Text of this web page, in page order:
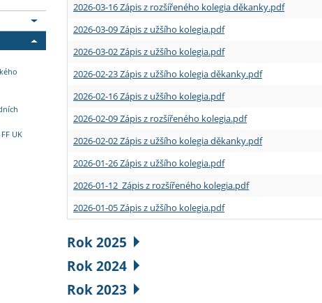
UK
2026-03-16 Zápis z rozšířeného kolegia děkanky.pdf
2026-03-09 Zápis z užšího kolegia.pdf
2026-03-02 Zápis z užšího kolegia.pdf
2026-02-23 Zápis z užšího kolegia děkanky.pdf
2026-02-16 Zápis z užšího kolegia.pdf
2026-02-09 Zápis z rozšířeného kolegia.pdf
2026-02-02 Zápis z užšího kolegia děkanky.pdf
2026-01-26 Zápis z užšího kolegia.pdf
2026-01-12 Zápis z rozšířeného kolegia.pdf
2026-01-05 Zápis z užšího kolegia.pdf
Rok 2025
Rok 2024
Rok 2023